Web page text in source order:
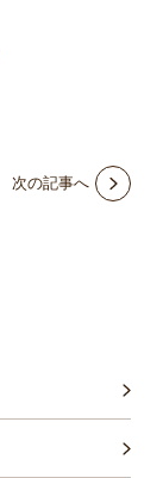
次の記事へ